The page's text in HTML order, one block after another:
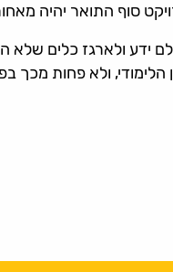
סוף התואר יהיה
ידע ולארגז כלים שלא
ולא פחות מכך